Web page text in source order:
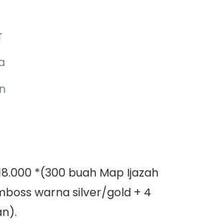
*(300 buah Map Ijazah
warna silver/gold + 4